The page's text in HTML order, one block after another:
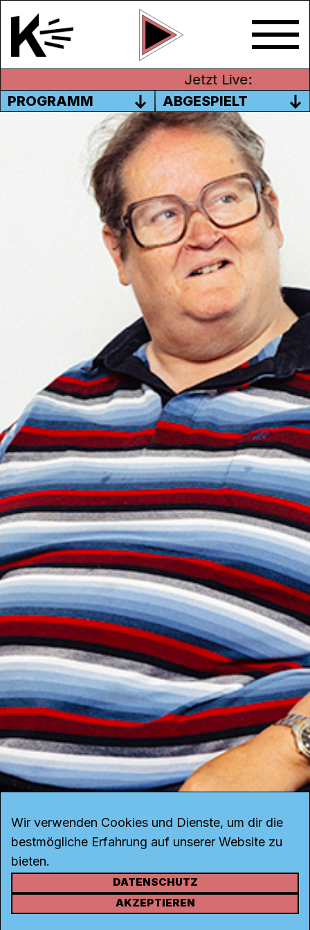
Jetzt Live:
PROGRAMM
ABGESPIELT
THEATER IM OHR – SILVIO
SUCHT DEINE STIMME
Seit gut einem Jahr macht Silvio Rauch die
Theater im Ohrund erfindet dabei
sich und das Format jeden Monat neu. Die
letzten paar Male führte er mit Anita
Heinzmann Hörspiele auf, z.B.Nächtliches
Gespräch mit einem verachteten Menschen
von Dürrenmatt oder hochaktuell das Stück
von Heinz Ruch. Silvio hat noch
so viele Pläne und möchte bald ein Hörspiel
mit mehreren Personen aufführen. Dafür
braucht er aber dich bzw. deine Stimme! Ist
das was für dich? Dann schreib einMail
direkt an Silviound schon bald hörst du
dich in der erfolgreichen Sendung Theater
im Ohr!
KONTAKT
Wir verwenden Cookies und Dienste, um dir die
bestmögliche Erfahrung auf unserer Website zu
bieten.
DATENSCHUTZ
AKZEPTIEREN